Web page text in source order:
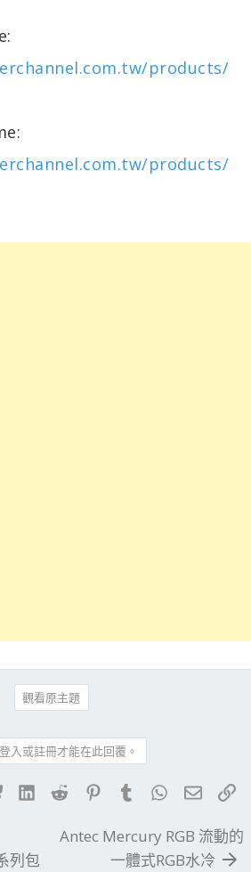
products/
products/
觀看原主題
入或註冊才能在此回覆。
BlueskyLinkedIn
Reddit PinterestTumblrWhatsApp
電子
列包
Antec Mercury RGB 流動的
一體式RGB水冷